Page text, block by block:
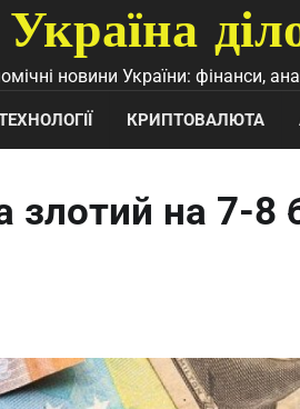
Україна
новини України: фінанси,
КРИПТОВАЛЮТА
злотий на 7-8